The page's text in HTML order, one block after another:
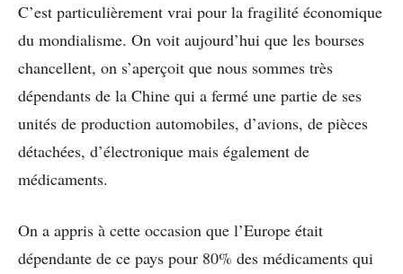
C’est particulièrement vrai pour la fragilité économique
du mondialisme. On voit aujourd’hui que les bourses
chancellent, on s’aperçoit que nous sommes très
dépendants de la Chine qui a fermé une partie de ses
unités de production automobiles, d’avions, de pièces
détachées, d’électronique mais également de
médicaments.
On a appris à cette occasion que l’Europe était
dépendante de ce pays pour 80% des médicaments qui